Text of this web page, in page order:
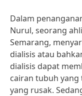
Dalam
Nurul, seorang
Semarang,
dialisis atau
dialisis dapat
cairan tubuh
yang rusak.